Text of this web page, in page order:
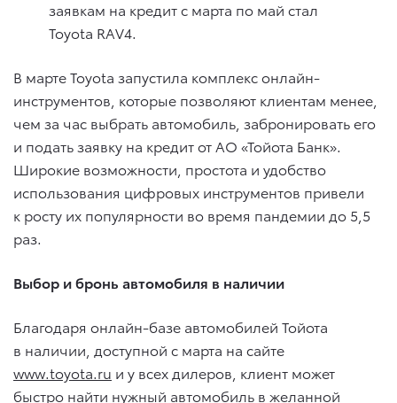
заявкам на кредит с марта по май стал
Toyota RAV4.
В марте Toyota запустила комплекс онлайн-
инструментов, которые позволяют клиентам менее,
чем за час выбрать автомобиль, забронировать его
и подать заявку на кредит от АО «Тойота Банк».
Широкие возможности, простота и удобство
использования цифровых инструментов привели
к росту их популярности во время пандемии до 5,5
раз.
Выбор и бронь автомобиля в наличии
Благодаря онлайн-базе автомобилей Тойота
в наличии, доступной с марта на сайте
www.toyota.ru и у всех дилеров, клиент может
быстро найти нужный автомобиль в желанной